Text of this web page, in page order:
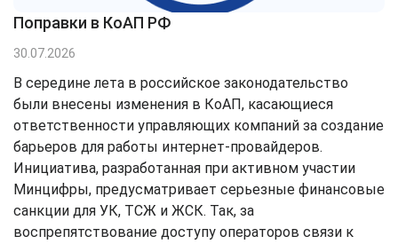
Поправки в КоАП РФ
30.07.2026
В середине лета в российское законодательство
были внесены изменения в КоАП, касающиеся
ответственности управляющих компаний за создание
барьеров для работы интернет-провайдеров.
Инициатива, разработанная при активном участии
Минцифры, предусматривает серьезные финансовые
санкции для УК, ТСЖ и ЖСК. Так, за
воспрепятствование доступу операторов связи к